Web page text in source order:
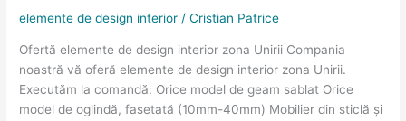
elemente de design interior /Cristian Patrice
Ofertă elemente de design interior zona Unirii Compania
noastră vă oferă elemente de design interior zona Unirii.
Executăm la comandă: Orice model de geam sablat Orice
model de oglindă, fasetată (10mm-40mm) Mobilier din sticlă și